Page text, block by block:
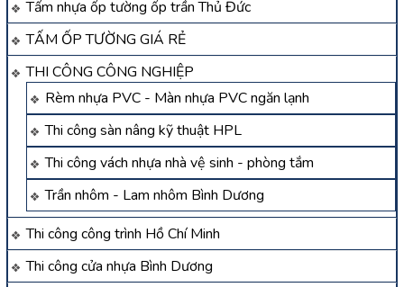
Tấm nhựa ốp tường ốp trần Thủ Đức
TẤM ỐP TƯỜNG GIÁ RẺ
THI CÔNG CÔNG NGHIỆP
Rèm nhựa PVC - Màn nhựa PVC ngăn lạnh
Thi công sàn nâng kỹ thuật HPL
Thi công vách nhựa nhà vệ sinh - phòng tắm
Trần nhôm - Lam nhôm Bình Dương
Thi công công trình Hồ Chí Minh
Thi công cửa nhựa Bình Dương